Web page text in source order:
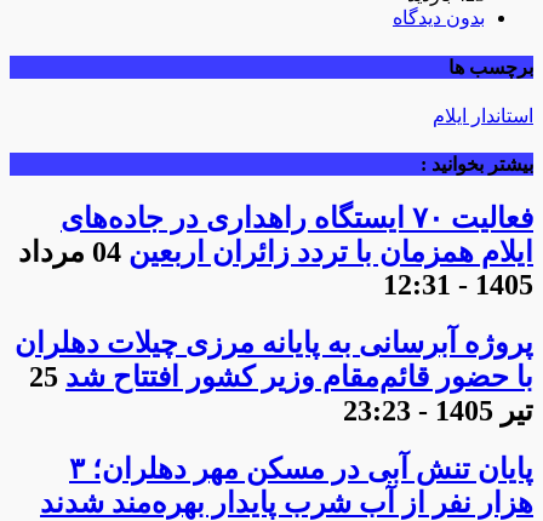
بدون دیدگاه
برچسب ها
استاندار ایلام
بیشتر بخوانید :
فعالیت ۷۰ ایستگاه راهداری در جاده‌های
ایلام همزمان با تردد زائران اربعین
04 مرداد
1405 - 12:31
پروژه آبرسانی به پایانه مرزی چیلات دهلران
با حضور قائم‌مقام وزیر کشور افتتاح شد 25
تیر 1405 - 23:23
پایان تنش آبی در مسکن مهر دهلران؛ ۳
هزار نفر از آب شرب پایدار بهره‌مند شدند